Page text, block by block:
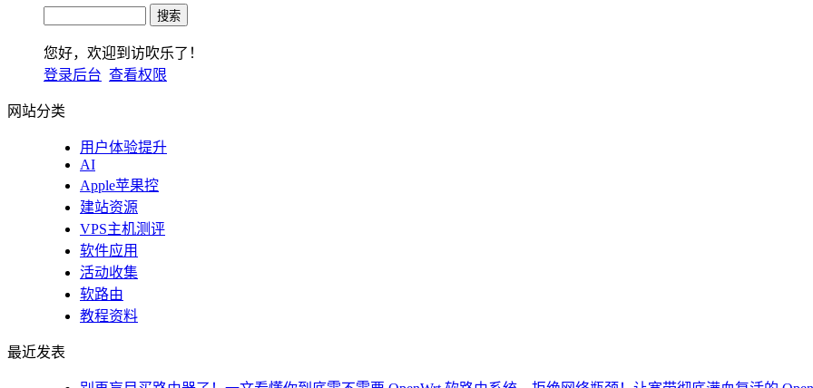
您好，欢迎到访吹乐了！
登录后台 查看权限
网站分类
用户体验提升
AI
Apple苹果控
建站资源
VPS主机测评
软件应用
活动收集
软路由
教程资料
最近发表